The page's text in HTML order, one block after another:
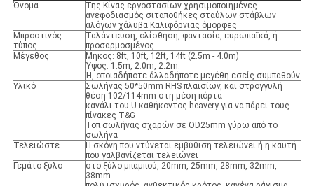
Όνομα
Της Κίνας εργοστασίων χρησιμοποιημένες
ανεφοδιασμός σιταποθήκες σταύλων στάβλων
αλόγων χάλυβα Καλιφόρνιας όμορφες
Μπροστινός
τύπος
Ταλάντευση, ολίσθηση, φαντασία, ευρωπαϊκά, ή
προσαρμοσμένος
Μέγεθος
Μήκος: 8ft, 10ft, 12ft, 14ft (2.5m - 4.0m)
Ύψος: 1.5m, 2.0m, 2.2m.
Ή, οποιαδήποτε άλλαδήποτε μεγέθη εσείς συμπαθούν
Υλικό
Σωλήνας 50*50mm RHS πλαισίων, και στρογγυλή
θέση 102/114mm στη μέση πόρτα
κανάλι του U καθήκοντος heavery για να πάρει τους
πίνακες T&G
Τοπ σωλήνας σχαρών σε OD25mm γύρω από το
σωλήνα
Τελειώστε
Η σκόνη που ντύνεται εμβύθιση τελειώνει ή η καυτή
που γαλβανίζεται τελειώνει
Γεμάτο ξύλο
στο ξύλο μπαμπού, 20mm, 25mm, 28mm, 32mm,
38mm.